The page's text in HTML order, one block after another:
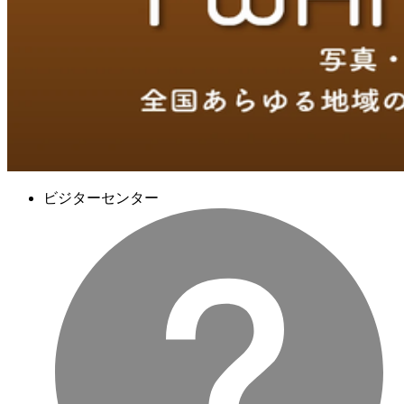
ビジターセンター